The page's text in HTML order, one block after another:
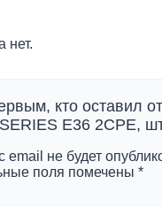
нет.
кто оставил
E36 2CPE,
email не будет
поля помечены *